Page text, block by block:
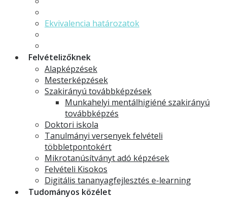
Ekvivalencia határozatok
Felvételizőknek
Alapképzések
Mesterképzések
Szakirányú továbbképzések
Munkahelyi mentálhigiéné szakirányú
továbbképzés
Doktori iskola
Tanulmányi versenyek felvételi
többletpontokért
Mikrotanúsítványt adó képzések
Felvételi Kisokos
Digitális tananyagfejlesztés e-learning
Tudományos közélet